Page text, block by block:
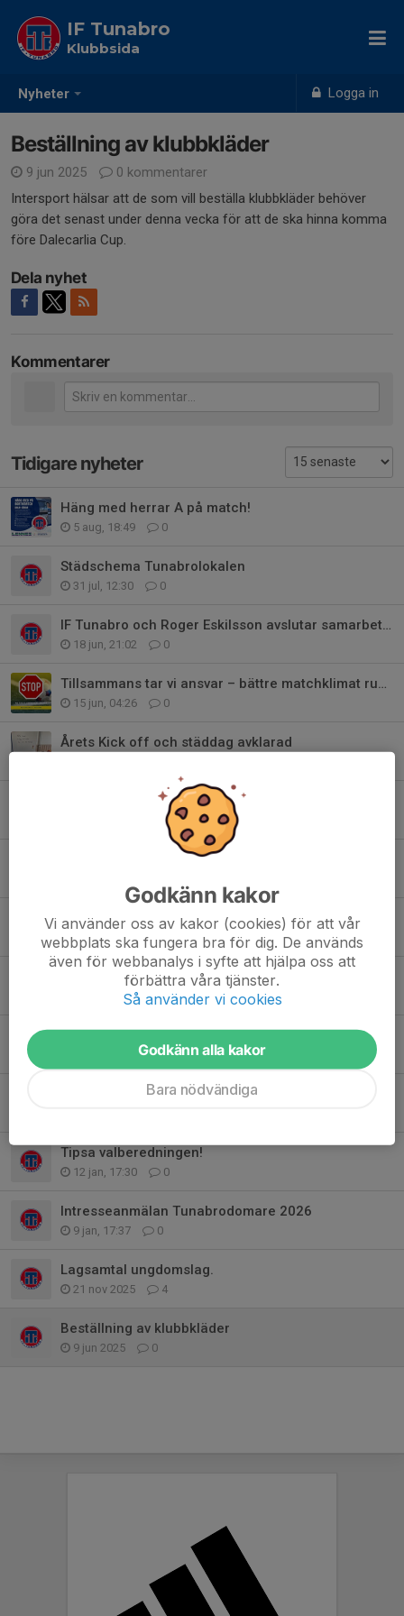
Nyheter Logga in
IF Tunabro
Klubbsida
Beställning av klubbkläder
9 jun 2025
0 kommentarer
Intersport hälsar att de som vill beställa klubbkläder behöver
göra det senast under denna vecka för att de ska hinna komma
före Dalecarlia Cup.
Dela nyhet
Kommentarer
Tidigare nyheter
Häng med herrar A på match!
5 aug, 18:49 0
Städschema Tunabrolokalen
31 jul, 12:30 0
IF Tunabro och Roger Eskilsson avslutar samarbetet
18 jun, 21:02 0
Tillsammans tar vi ansvar – bättre matchklimat runt våra matcher i Dalarna
15 jun, 04:26 0
Årets Kick off och städdag avklarad
Ta & ge samt försäljning i samband med kickoffen
0
Kick-off/städdag 26 april
Mössor till försäljning
9 apr, 07:53 1
Ny ordförande efter årsmötet
26 mar, 16:52 0
TUNABRO STARTAR DAMFOTBOLL! 💥
22 jan, 15:18 2
Välkomna på årsmöte!
Tipsa valberedningen!
12 jan, 17:30 0
Intresseanmälan Tunabrodomare 2026
9 jan, 17:37 0
Lagsamtal ungdomslag.
21 nov 2025 4
Beställning av klubbkläder
9 jun 2025 0
Godkänn kakor
Vi använder oss av kakor (cookies) för att vår
webbplats ska fungera bra för dig. De används
även för webbanalys i syfte att hjälpa oss att
förbättra våra tjänster.
Så använder vi cookies
Godkänn alla kakor
Bara nödvändiga